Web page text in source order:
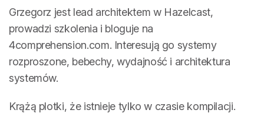
Grzegorz jest lead architektem w Hazelcast,
prowadzi szkolenia i bloguje na
4comprehension.com. Interesują go systemy
rozproszone, bebechy, wydajność i architektura
systemów.
Krążą plotki, że istnieje tylko w czasie kompilacji.